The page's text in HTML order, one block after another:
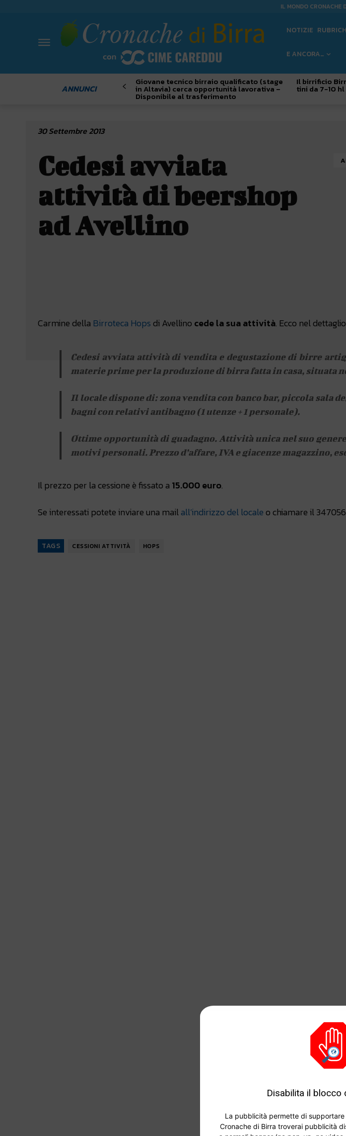
IL MONDO CRONACHE
NOTIZIE
E ANCORA…
ANNUNCI
Giovane tecnico birraio qualificato (stage
in Altavia) cerca opportunità lavorativa –
Disponibile al trasferimento
Il birrificio
tini da 7-10 hl
30 Settembre 2013
Cedesi avviata
attività di beershop
ad Avellino
Carmine della Birroteca Hops di Avellino cede la sua attività. Ecco nel
Cedesi avviata attività di vendita e degustazione di birre
materie prime per la produzione di birra fatta in casa, situata
Il locale dispone di: zona vendita con banco bar, piccola sala
bagni con relativi antibagno (1 utenze + 1 personale).
Ottime opportunità di guadagno. Attività unica nel suo
motivi personali. Prezzo d’affare, IVA e giacenze magazzino,
Il prezzo per la cessione è fissato a 15.000 euro.
Se interessati potete inviare una mailall’indirizzo del localeo chiamare il
TAGS CESSIONI ATTIVITÀ HOPS
Disabilita il blocco
La pubblicità permette di
Cronache di Birra troverai pubblicità